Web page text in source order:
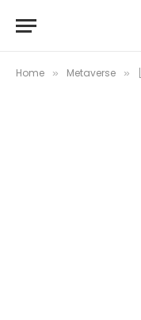
Home » Metaverse »